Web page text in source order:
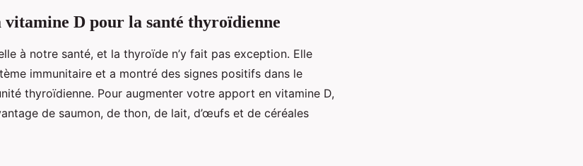
vitamine D pour la santé thyroïdienne
à notre santé, et la thyroïde n’y fait pas exception. Elle
immunitaire et a montré des signes positifs dans le
thyroïdienne. Pour augmenter votre apport en vitamine D,
de saumon, de thon, de lait, d’œufs et de céréales